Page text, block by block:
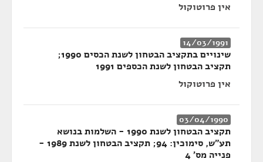
אין פרוטוקול
14/03/1991
שינויים בתקציב הבטחון לשנת הכסים 1990;
תקציב הבטחון לשנת הכספים 1991
אין פרוטוקול
03/04/1990
תקציב הבטחון לשנת 1990 - השלמות בנושא
תע"ש, סימוכין: 94; תקציב הבטחון לשנת 1989 -
פנייה מס' 4